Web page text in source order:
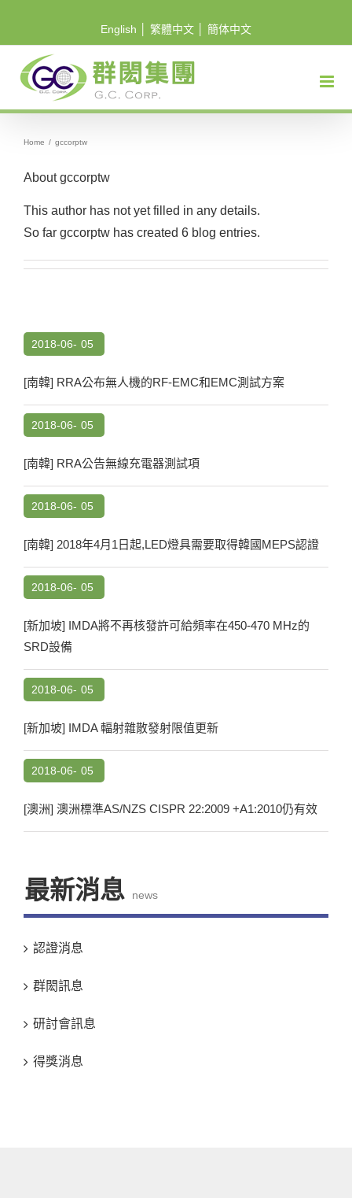
English 繁體中文 簡体中文
Home / gccorptw
Aboutgccorptw
This author has not yet filled in any details.
So far gccorptw has created 6 blog entries.
2018-06- 05
[南韓] RRA公布無人機的RF-EMC和EMC測試方案
2018-06- 05
[南韓] RRA公告無線充電器測試項
2018-06- 05
[南韓] 2018年4月1日起,LED燈具需要取得韓國MEPS認證
2018-06- 05
[新加坡] IMDA將不再核發許可給頻率在450-470 MHz的
SRD設備
2018-06- 05
[新加坡] IMDA 輻射雜散發射限值更新
2018-06- 05
[澳洲] 澳洲標準AS/NZS CISPR 22:2009 +A1:2010仍有效
最新消息 news
認證消息
群閎訊息
研討會訊息
得獎消息